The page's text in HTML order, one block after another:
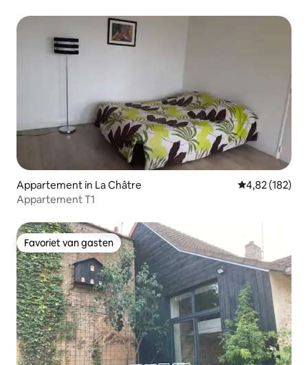
Appartement in La Châtre Gemiddelde
4,82 (182)
Appartement T1
Favoriet van gasten
Favoriet van gasten